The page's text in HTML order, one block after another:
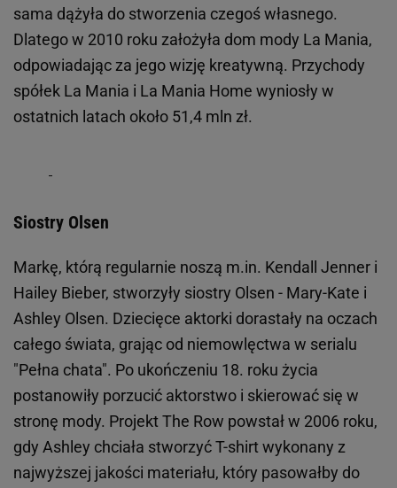
sama dążyła do stworzenia czegoś własnego.
Dlatego w 2010 roku założyła dom mody La Mania,
odpowiadając za jego wizję kreatywną. Przychody
spółek La Mania i La Mania Home wyniosły w
ostatnich latach około 51,4 mln zł.
Siostry Olsen
Markę, którą regularnie noszą m.in. Kendall Jenner i
Hailey Bieber, stworzyły siostry Olsen - Mary-Kate i
Ashley Olsen. Dziecięce aktorki dorastały na oczach
całego świata, grając od niemowlęctwa w serialu
"Pełna chata". Po ukończeniu 18. roku życia
postanowiły porzucić aktorstwo i skierować się w
stronę mody. Projekt The Row powstał w 2006 roku,
gdy Ashley chciała stworzyć T-shirt wykonany z
najwyższej jakości materiału, który pasowałby do